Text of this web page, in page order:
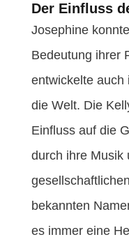
Der Einfluss
Josephine
Bedeutung ihrer
entwickelte auch
die Welt. Die
Einfluss auf die
durch ihre Musik
bekannten
es immer eine